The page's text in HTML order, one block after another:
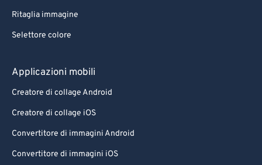
Ritaglia immagine
Selettore colore
Applicazioni mobili
Creatore di collage Android
Creatore di collage iOS
Convertitore di immagini Android
Convertitore di immagini iOS